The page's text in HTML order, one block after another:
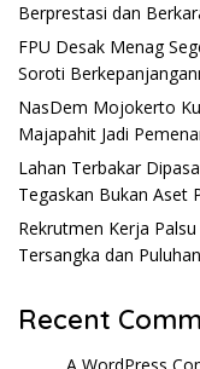
Berprestasi dan
FPU Desak Menag
Soroti
NasDem Mojokerto
Majapahit Jadi
Lahan Terbakar
Tegaskan Bukan Aset
Rekrutmen Kerja
Tersangka dan
Recent